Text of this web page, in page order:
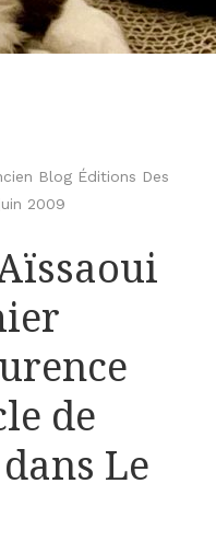
Blog Éditions Des
2009
de
Le